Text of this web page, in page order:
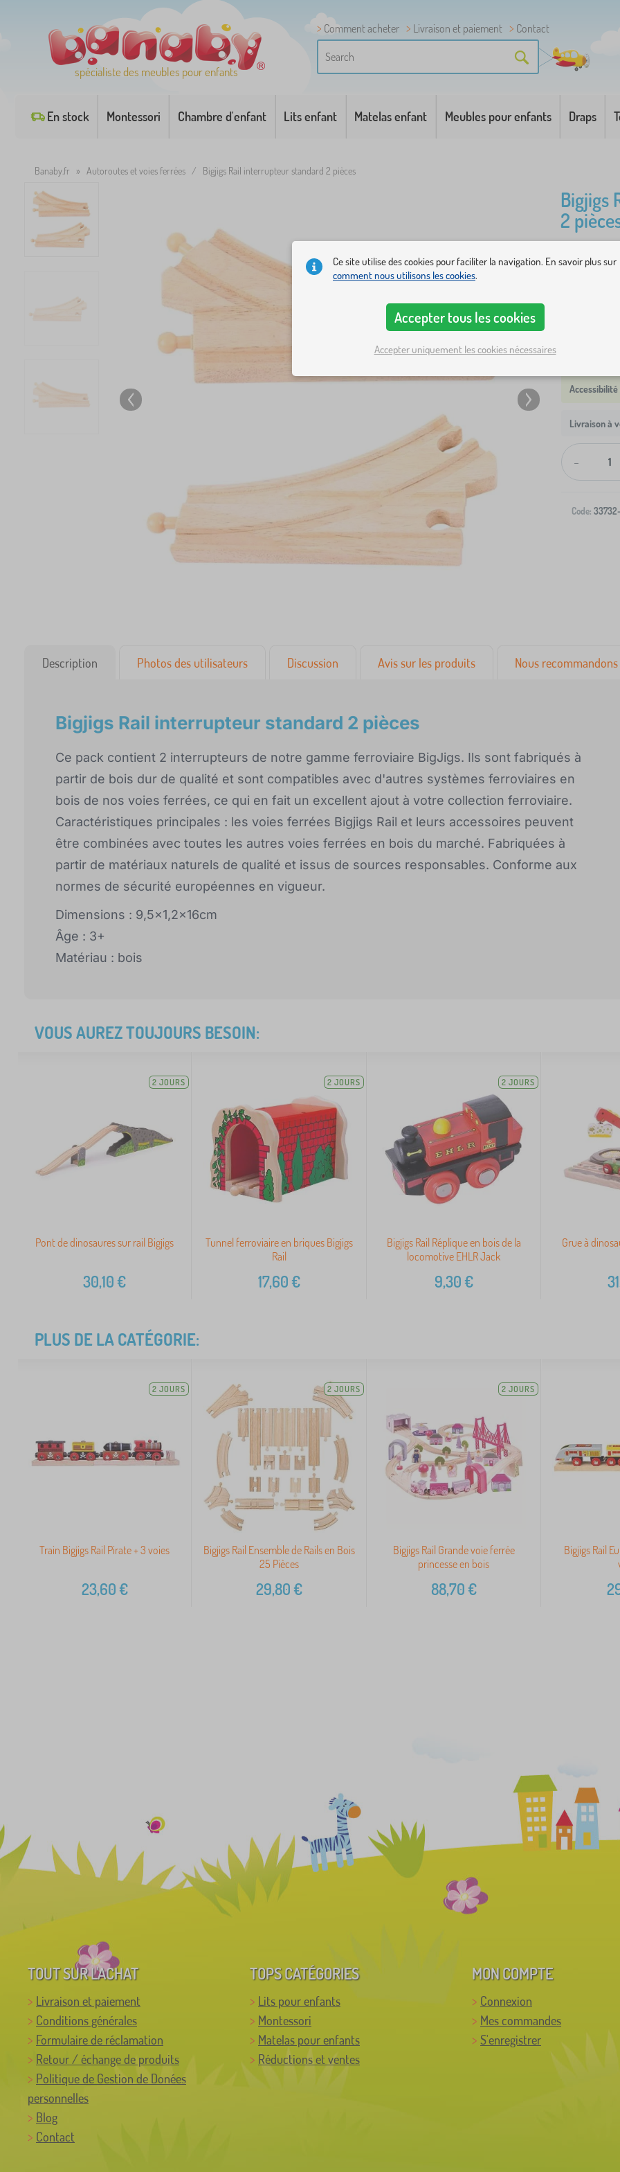
spécialiste des meubles pour enfants
Comment acheter Livraison et paiement
Contact
En stock Montessori Chambre d'enfant Lits enfant Matelas enfant Meubles pour enfants Draps
Banaby.fr » Autoroutes et voies ferrées / Bigjigs Rail interrupteur standard 2 pièces
Bigjigs
2
Ce pack
BigJigs.
Livraison à
-
Code:
Description Photos des utilisateurs Discussion Avis sur les produits Nous
Bigjigs Rail interrupteur standard 2 pièces
Ce pack contient 2 interrupteurs de notre gamme ferroviaire BigJigs. Ils sont fabriqués à
partir de bois dur de qualité et sont compatibles avec d'autres systèmes ferroviaires en
bois de nos voies ferrées, ce qui en fait un excellent ajout à votre collection ferroviaire.
Caractéristiques principales : les voies ferrées Bigjigs Rail et leurs accessoires peuvent
être combinées avec toutes les autres voies ferrées en bois du marché. Fabriquées à
partir de matériaux naturels de qualité et issus de sources responsables. Conforme aux
normes de sécurité européennes en vigueur.
Dimensions : 9,5x1,2x16cm
Âge : 3+
Matériau : bois
VOUS AUREZ TOUJOURS BESOIN:
2 JOURS
Pont de dinosaures sur rail Bigjigs
30,10€
2 JOURS
Tunnel ferroviaire en briques Bigjigs
Rail
17,60€
2 JOURS
Bigjigs Rail Réplique en bois de la
locomotive EHLR Jack
9,30€
Grue à
PLUS DE LA CATÉGORIE:
2 JOURS
Train Bigjigs Rail Pirate + 3 voies
23,60€
2 JOURS
Bigjigs Rail Ensemble de Rails en Bois
25 Pièces
29,80€
2 JOURS
Bigjigs Rail Grande voie ferrée
princesse en bois
88,70€
Bigjigs Rail
TOUT SUR L'ACHAT
Livraison et paiement
Conditions générales
Formulaire de réclamation
Retour / échange de produits
Politique de Gestion de Donées
personnelles
Blog
Contact
TOPS CATÉGORIES
Lits pour enfants
Montessori
Matelas pour enfants
Réductions et ventes
MON COMPTE
Connexion
Mes commandes
S'enregistrer
Ce site utilise des cookies pour faciliter la navigation. En savoir plus sur
comment nous utilisons les cookies.
Accepter tous les cookies
Accepter uniquement les cookies nécessaires